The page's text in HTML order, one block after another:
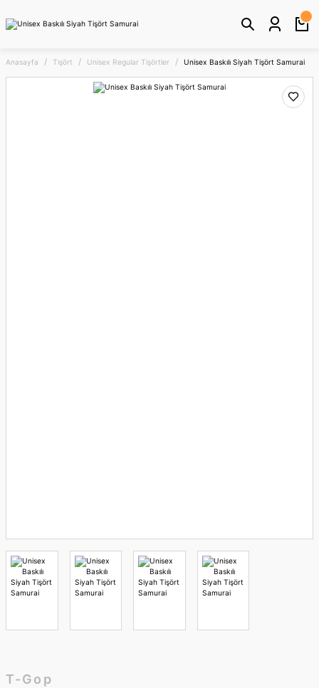
Anasayfa Tişört Unisex Regular Tişörtler Unisex Baskılı Siyah Tişört Samurai
T-Gop